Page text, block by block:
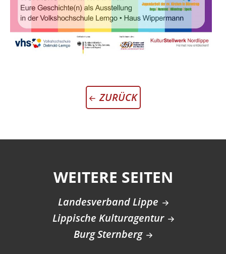
ZURÜCK
WEITERE SEITEN
Landesverband Lippe
Lippische Kulturagentur
Burg Sternberg